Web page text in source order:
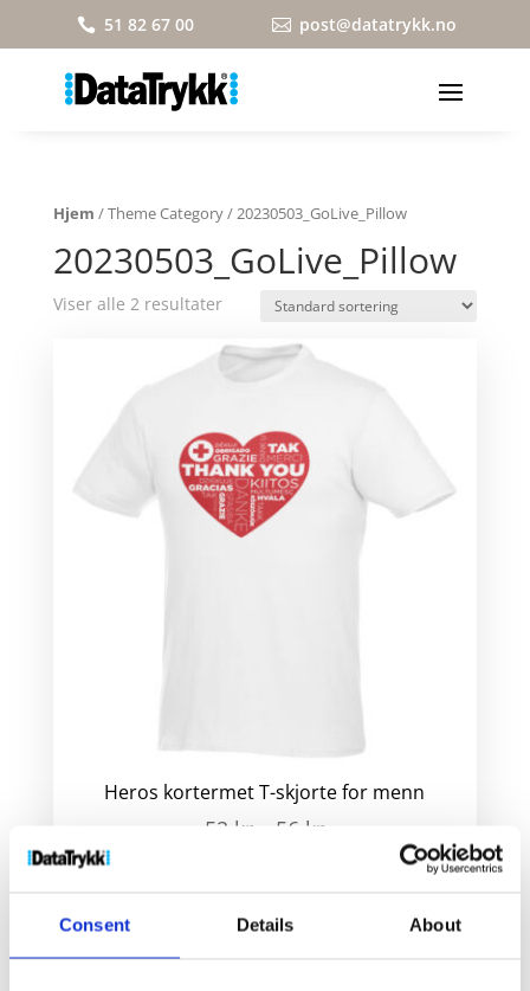
Consent Details About
 51 82 67 00  post@datatrykk.no
Hjem / Theme Category / 20230503_GoLive_Pillow
20230503_GoLive_Pillow
Viser alle 2 resultater
Heros kortermet T-skjorte for menn
52 kr 56 kr